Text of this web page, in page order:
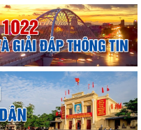
TRONG KỶ NGUYÊN MỚI Ở
HẢI...
nghị trực tuyến báo cáo viên
hồ đập sau mưa lớn